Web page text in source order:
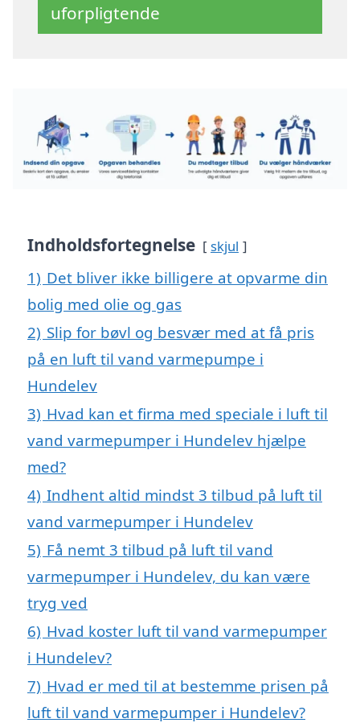
uforpligtende
Indholdsfortegnelse skjul
1) Det bliver ikke billigere at opvarme din
bolig med olie og gas
2) Slip for bøvl og besvær med at få pris
på en luft til vand varmepumpe i
Hundelev
3) Hvad kan et firma med speciale i luft til
vand varmepumper i Hundelev hjælpe
med?
4) Indhent altid mindst 3 tilbud på luft til
vand varmepumper i Hundelev
5) Få nemt 3 tilbud på luft til vand
varmepumper i Hundelev, du kan være
tryg ved
6) Hvad koster luft til vand varmepumper
i Hundelev?
7) Hvad er med til at bestemme prisen på
luft til vand varmepumper i Hundelev?